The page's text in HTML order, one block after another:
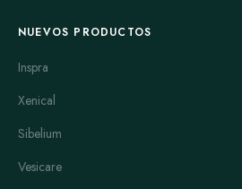
NUEVOS PRODUCTOS
Inspra
Xenical
Sibelium
Vesicare